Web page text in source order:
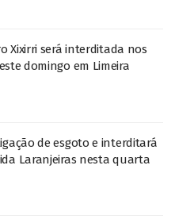
Xixirri será interditada nos
domingo em Limeira
de esgoto e interditará
Laranjeiras nesta quarta